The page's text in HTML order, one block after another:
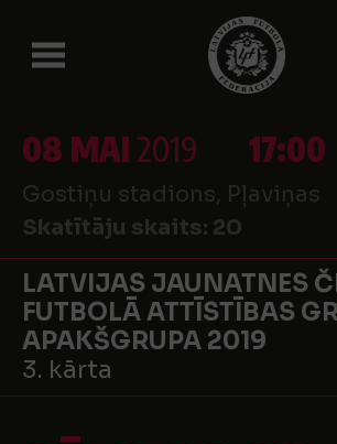
08 MAI2019 17:00
Gostiņu stadions, Pļaviņas
Skatītāju skaits: 20
LATVIJAS JAUNATNES
FUTBOLĀ ATTĪSTĪBAS
APAKŠGRUPA 2019
3. kārta